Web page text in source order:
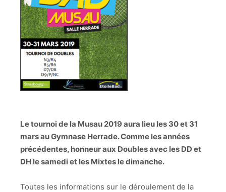
Le tournoi de la Musau 2019 aura lieu les 30 et 31
mars au Gymnase Herrade. Comme les années
précédentes, honneur aux Doubles avec les DD et
DH le samedi et les Mixtes le dimanche.
Toutes les informations sur le déroulement de la